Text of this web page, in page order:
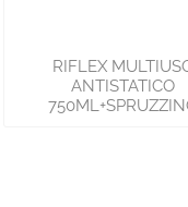
RIFLEX
ANTISTATICO